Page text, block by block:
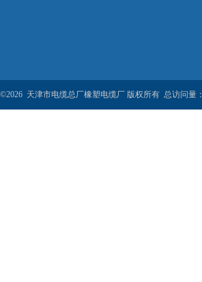
©2026 天津市电缆总厂橡塑电缆厂 版权所有 总访问量：